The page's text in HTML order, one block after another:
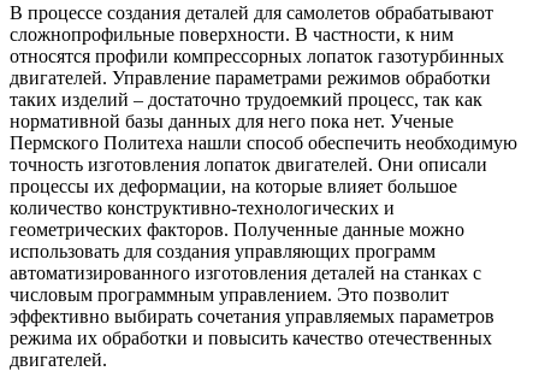
В процессе создания деталей для самолетов обрабатывают
сложнопрофильные поверхности. В частности, к ним
относятся профили компрессорных лопаток газотурбинных
двигателей. Управление параметрами режимов обработки
таких изделий – достаточно трудоемкий процесс, так как
нормативной базы данных для него пока нет. Ученые
Пермского Политеха нашли способ обеспечить необходимую
точность изготовления лопаток двигателей. Они описали
процессы их деформации, на которые влияет большое
количество конструктивно-технологических и
геометрических факторов. Полученные данные можно
использовать для создания управляющих программ
автоматизированного изготовления деталей на станках с
числовым программным управлением. Это позволит
эффективно выбирать сочетания управляемых параметров
режима их обработки и повысить качество отечественных
двигателей.